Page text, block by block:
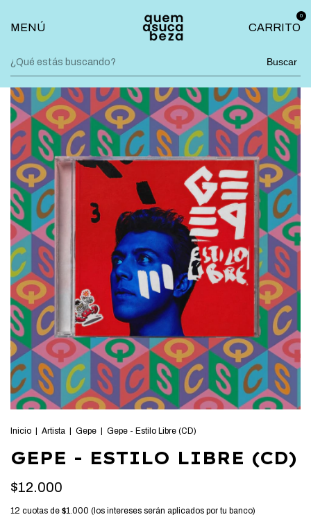
MENÚ CARRITO
0
Buscar
Inicio Artista Gepe Gepe - Estilo Libre (CD)
GEPE - ESTILO LIBRE (CD)
$12.000
12 cuotas de $1.000 (los intereses serán aplicados por tu banco)